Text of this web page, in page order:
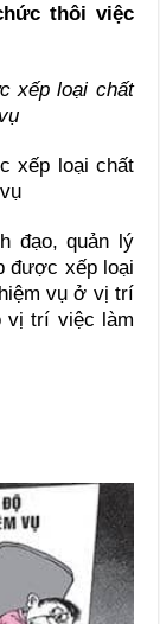
thôi việc
xếp loại chất
xếp loại chất
đạo, quản lý
được xếp loại
vụ ở vị trí
vị trí việc làm